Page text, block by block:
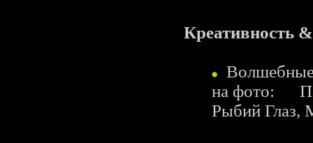
Креативность
Волшебные
на фото:
Рыбий Глаз,